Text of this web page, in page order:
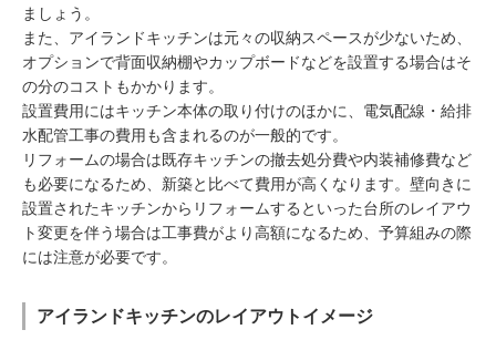
ましょう。
また、アイランドキッチンは元々の収納スペースが少ないため、
オプションで背面収納棚やカップボードなどを設置する場合はそ
の分のコストもかかります。
設置費用にはキッチン本体の取り付けのほかに、電気配線・給排
水配管工事の費用も含まれるのが一般的です。
リフォームの場合は既存キッチンの撤去処分費や内装補修費など
も必要になるため、新築と比べて費用が高くなります。壁向きに
設置されたキッチンからリフォームするといった台所のレイアウ
ト変更を伴う場合は工事費がより高額になるため、予算組みの際
には注意が必要です。
アイランドキッチンのレイアウトイメージ